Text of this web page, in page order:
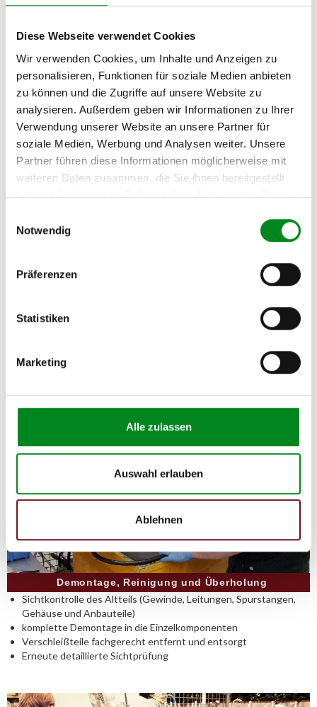
Diese Webseite verwendet Cookies
Wir verwenden Cookies, um Inhalte und Anzeigen zu
personalisieren, Funktionen für soziale Medien anbieten
zu können und die Zugriffe auf unsere Website zu
analysieren. Außerdem geben wir Informationen zu Ihrer
Verwendung unserer Website an unsere Partner für
soziale Medien, Werbung und Analysen weiter. Unsere
Partner führen diese Informationen möglicherweise mit
weiteren Daten zusammen, die Sie ihnen bereitgestellt
haben oder die sie im Rahmen Ihrer Nutzung der Dienste
Notwendig
Präferenzen
Statistiken
Marketing
Alle zulassen
Auswahl erlauben
Ablehnen
info@tmc-turbo.de
Telefon:
02541/8483601
Aufbereitungsprozess unserer
Lenkgetriebe und Servopumpen
Durch die Verwendung von Originalteilen und qualitativ
des Preises eines Originallenkgetriebes. Auf diese
Weise können Reparatur- und
Demontage, Reinigung und Überholung
Sichtkontrolle des Altteils (Gewinde, Leitungen, Spurstangen,
Gehäuse und Anbauteile)
komplette Demontage in die Einzelkomponenten
Verschleißteile fachgerecht entfernt und entsorgt
Erneute detaillierte Sichtprüfung